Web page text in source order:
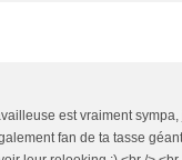
est vraiment
fan de ta tasse